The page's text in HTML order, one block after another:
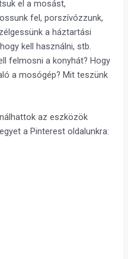
el a mosást,
fel, porszívózzunk,
a háztartási
kell használni, stb.
felmosni a konyhát? Hogy
a mosógép? Mit teszünk
az eszközök
a Pinterest oldalunkra: